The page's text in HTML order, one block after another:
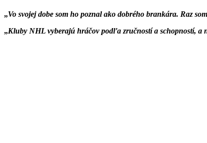
Vo svojej dobe som ho poznal ako dobrého brankára. Raz
Kluby NHL vyberajú hráčov podľa zručností a schopností, a